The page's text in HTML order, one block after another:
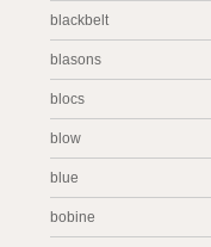
blackbelt
blasons
blocs
blow
blue
bobine